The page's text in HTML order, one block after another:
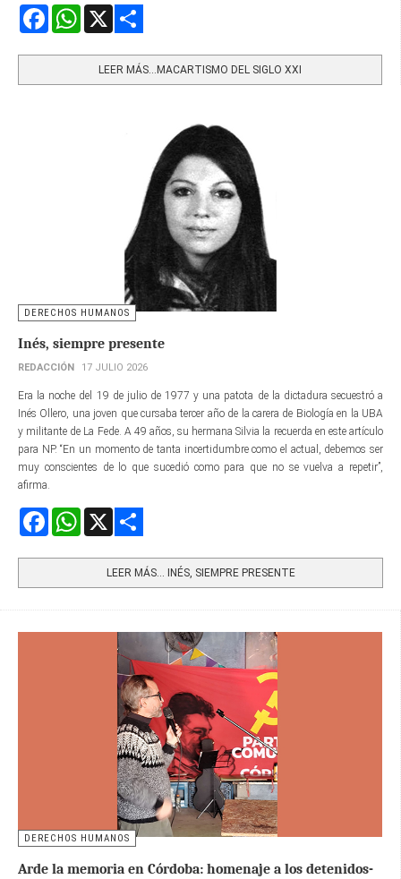
FacebookWhatsApp
LEER MÁS…MACARTISMO DEL SIGLO XXI
DERECHOS HUMANOS
Inés, siempre presente
REDACCIÓN 17 JULIO 2026
Era la noche del 19 de julio de 1977 y una patota de la dictadura secuestró a
Inés Ollero, una joven que cursaba tercer año de la carera de Biología en la UBA
y militante de La Fede. A 49 años, su hermana Silvia la recuerda en este artículo
para NP. “En un momento de tanta incertidumbre como el actual, debemos ser
muy conscientes de lo que sucedió como para que no se vuelva a repetir”,
afirma.
FacebookWhatsApp
LEER MÁS… INÉS, SIEMPRE PRESENTE
DERECHOS HUMANOS
Arde la memoria en Córdoba: homenaje a los detenidos-